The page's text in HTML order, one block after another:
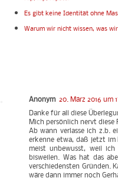
Es gibt keine Identität ohne
Warum wir nicht wissen, was
Anonym 20. März 2016 um
Danke für all diese
Mich persönlich nervt diese
Ab wann verlasse ich z.b.
erkenne etwa, daß jetzt im
meist unbewusst, weil
bisweilen. Was hat das
verschiedensten Gründen.
wäre dann immer noch